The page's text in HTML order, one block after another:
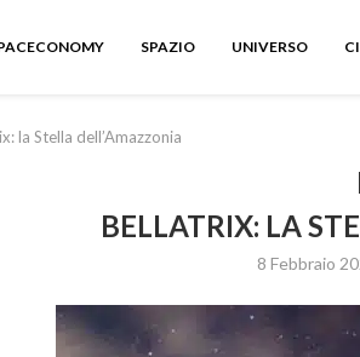
SPAZIO UNIVERSO
la Stella dell’Amazzonia
BELLATRIX: LA
8 Febbraio